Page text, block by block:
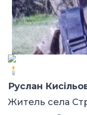
Руслан
Житель села